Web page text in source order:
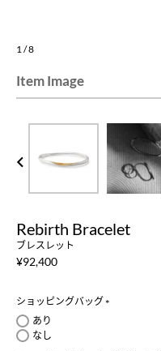
1/8
Item Image
Rebirth Bracelet
ブレスレット
¥92,400
ショッピングバッグ
あり
なし